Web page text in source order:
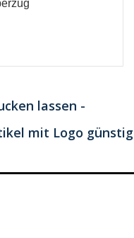
lassen -
mit Logo günstig